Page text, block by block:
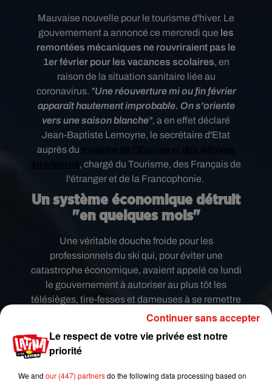
Mauvaise nouvelle pour le tourisme d'hiver. Le
gouvernement a annoncé ce mercredi que les
remontées mécaniques ne rouvriraient pas le
1er février pour les vacances scolaires, en
raison de la situation sanitaire liée au
coronavirus. "Une réouverture mi ou fin février
apparaît hautement improbable. On s'oriente
vers une saison blanche", a en effet déclaré
Jean-Baptiste Lemoyne, le secrétaire d'Etat
auprès du ministre de l'Europe et des Affaires
étrangères, chargé du Tourisme, des Français de
l'étranger et de la Francophonie.
Un système économique détruit
"en quelques mois"
Une véritable douche froide pour les
professionnels du ski qui, pour éviter une
catastrophe économique, avaient appelé ce lundi
le gouvernement à autoriser au plus tôt les
télésièges, tire-fesses et dameuses à se remettre
Le système économique de la
en quelques mois, on va le détruire ", avait ainsi
expliqué Jean-Luc Boch, président de
l’Association nationale des maires de stations de
Le respect de votre vie privée est notre
priorité
We and our (447) partnersdo the following data processing based on
Continuer sans accepter